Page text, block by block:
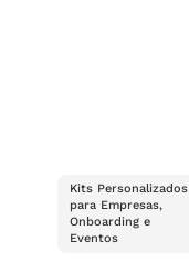
Kits Personalizados
para Empresas,
Onboarding e
Eventos